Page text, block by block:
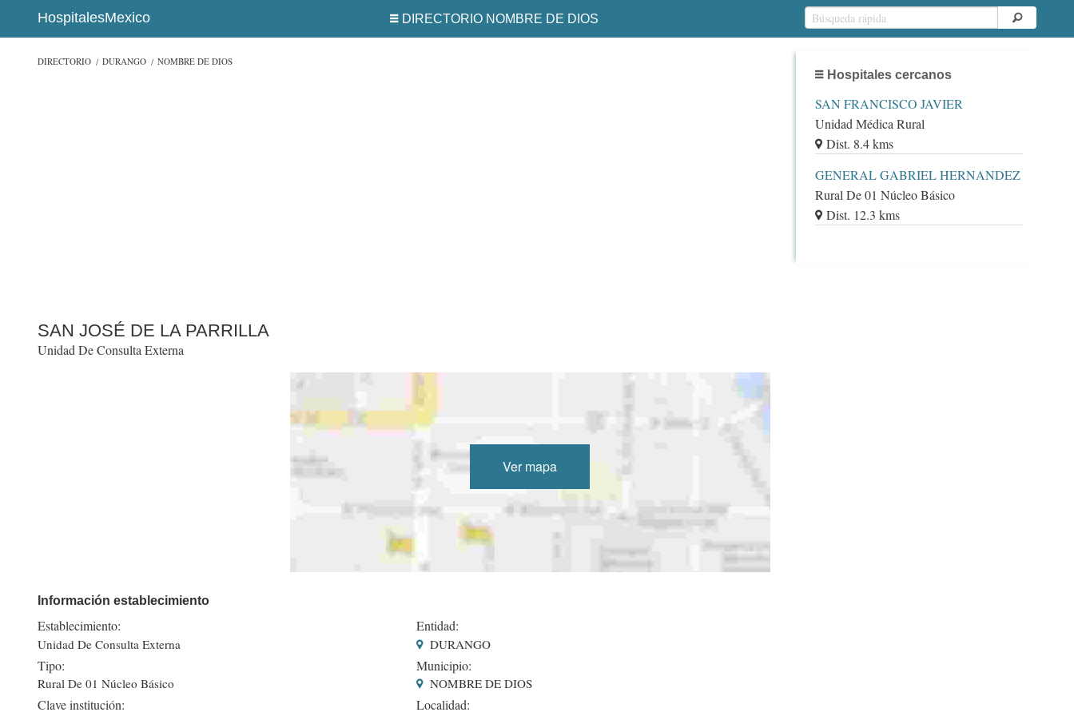
HospitalesMexico DIRECTORIO NOMBRE DE DIOS
DIRECTORIO DURANGO NOMBRE DE DIOS
SAN JOSÉ DE LA PARRILLA
Unidad De Consulta Externa
Ver mapa
Información establecimiento
Establecimiento:
Unidad De Consulta Externa
Tipo:
Rural De 01 Núcleo Básico
Clave institución:
Entidad:
DURANGO
Municipio:
NOMBRE DE DIOS
Localidad:
Hospitales cercanos
SAN FRANCISCO JAVIER
Unidad Médica Rural
Dist. 8.4 kms
GENERAL GABRIEL HERNANDEZ
Rural De 01 Núcleo Básico
Dist. 12.3 kms